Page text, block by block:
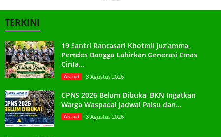
TERKINI
19 Santri Rancasari Khotmil Juz’amma,
Pemdes Bangga Lahirkan Generasi Emas
Cinta...
Aktual 8 Agustus 2026
CPNS 2026 Belum Dibuka! BKN Ingatkan
Warga Waspadai Jadwal Palsu dan...
Aktual 8 Agustus 2026